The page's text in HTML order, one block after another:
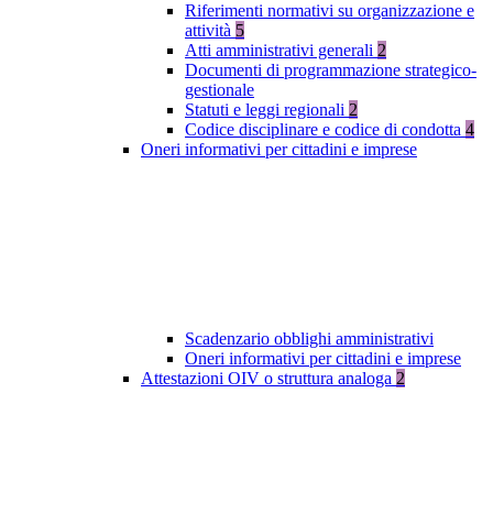
Riferimenti normativi su organizzazione e
attività 5
Atti amministrativi generali 2
Documenti di programmazione strategico-
gestionale
Statuti e leggi regionali 2
Codice disciplinare e codice di condotta 4
Oneri informativi per cittadini e imprese
Scadenzario obblighi amministrativi
Oneri informativi per cittadini e imprese
Attestazioni OIV o struttura analoga 2